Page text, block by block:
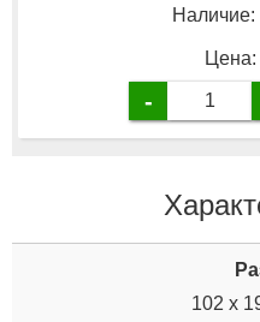
Наличие:
Цена:
-
102 x